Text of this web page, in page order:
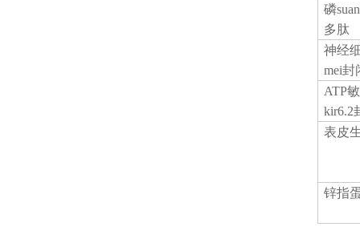
磷
多肽
神经
mei封
ATP
kir6.2
表皮
锌指